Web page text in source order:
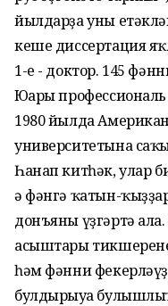
йылдарҙа уны
кеше диссертация
1-е - доктор. 145
Юғары
1980 йылда
университетына
Һанап китһәк, улар
ә фәнгә ҡатын-
донъяны үҙгәртә
асыштары
һәм фәнни
булдырыуға